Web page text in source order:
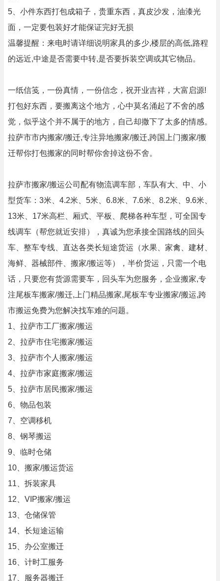
5、小件东西打包成箱子，贵重东西，真皮沙发，油漆光
面，一定要包装好才能保证完好无损
温馨提醒：来电时请详细说明家具的多少,楼层的高低,路程
的远近,中途是否需要中转,是否要拆装空调或其它物品。
一纸信笺，一份真情，一份信念，祝开业吉祥，大富启源!
打包好东西，要搬离这个地方，心中莫名涌起了不舍的感
觉，似乎这个并不属于的地方，自己却撒下了太多的情感。
拉萨市市内搬家/搬迁,专注异地搬家/搬迁,跨国上门搬家/搬
迁帮你打包搬家的同时帮你舍掉这份不舍。
拉萨市搬家/搬运公司配有物流调车部，车队有大、中、小
型货车：3米、4.2米、5米、6.8米、7.6米、8.2米、9.6米、
13米、17米高栏、厢式、平板、爬梯各种车型，可全国专
线调车（帮您就近安排），真诚为您承接全国路线的回头
车、整车专线、直达各类长短途货运（水果、家禽、建材、
海鲜、器械部件、搬家/搬运等），半价货运，只需一个电
话，只要您有货源需要车，回头车为您服务，企业搬家,专
注尾板车搬家/搬迁,上门精品搬家,尾板车专业搬家/搬运,跨
市搬运免费为您解决找车难的问题。
1、拉萨市工厂搬家/搬运
2、拉萨市住宅搬家/搬运
3、拉萨市个人搬家/搬运
4、拉萨市家庭搬家/搬运
5、拉萨市居民搬家/搬运
6、物品包装
7、空调移机
8、钢琴搬运
9、临时仓储
10、搬家/搬运货运
11、拆装家具
12、VIP搬家/搬运
13、仓储保管
14、长短途运输
15、办公室搬迁
16、计时工服务
17、服务器搬迁